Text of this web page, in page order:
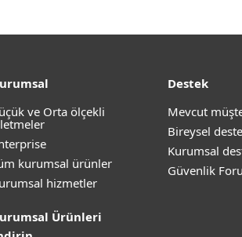
ve Orta ölçekli
kurumsal ürünler
hizmetler
Ürünleri
Destek
Mevcut
Bireysel
Kurumsal
Güvenlik